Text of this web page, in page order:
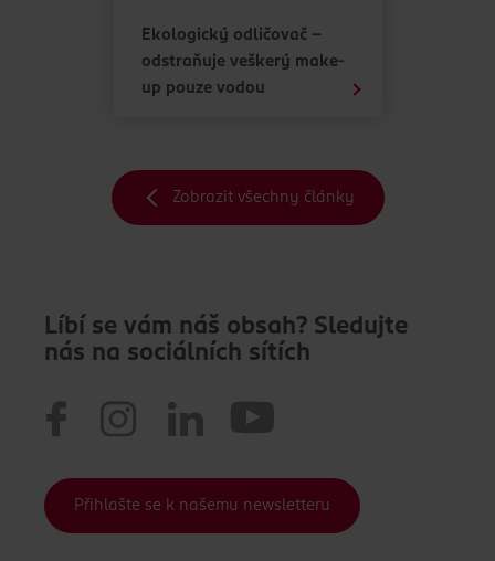
Ekologický odličovač -
odstraňuje veškerý make-
up pouze vodou
Zobrazit všechny články
Líbí se vám náš obsah? Sledujte
nás na sociálních sítích
Přihlašte se k našemu newsletteru